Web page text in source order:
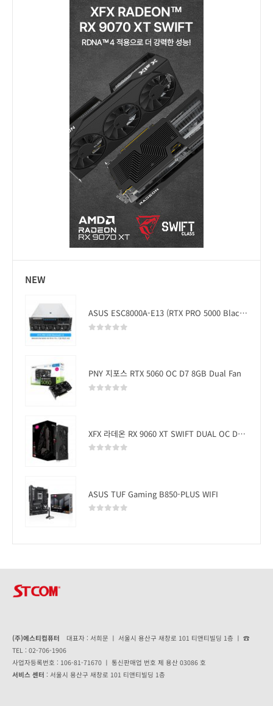
NEW
ASUS ESC8000A-E13 (RTX PRO 5000 Blackwell x2)
PNY 지포스 RTX 5060 OC D7 8GB Dual Fan
XFX 라데온 RX 9060 XT SWIFT DUAL OC D6 16GB
ASUS TUF Gaming B850-PLUS WIFI
(주)에스티컴퓨터 대표자 : 서희문 ㅣ 서울시 용산구 새창로 101 티앤티빌딩 1층 ㅣ ☎
TEL : 02-706-1906
사업자등록번호 : 106-81-71670 ㅣ 통신판매업 번호 제 용산 03086 호
서비스 센터 : 서울시 용산구 새창로 101 티앤티빌딩 1층